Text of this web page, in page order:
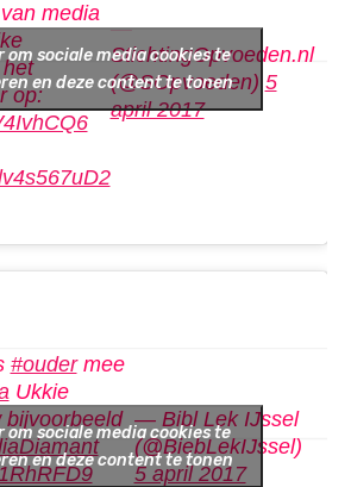
media
het
op:
—
StichtingOpvoeden.nl
(@SOpvoeden) 5
april 2017
om sociale media cookies te
en deze content te tonen
#oudermee
Ukkie
bijvoorbeeld — Bibl Lek IJssel
(@BiebLekIJssel)
5 april 2017
om sociale media cookies te
en deze content te tonen